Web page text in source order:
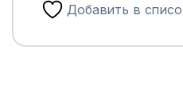
Добавить в